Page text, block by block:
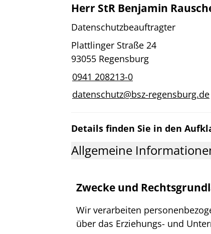
Herr StR Benjamin
Datenschutzbeauftragter
Plattlinger Straße 24
93055 Regensburg
0941 208213-0
datenschutz@bsz-regensburg.de
Details finden Sie in den
Allgemeine
Zwecke und
Wir verarbeiten
über das Erziehungs- und